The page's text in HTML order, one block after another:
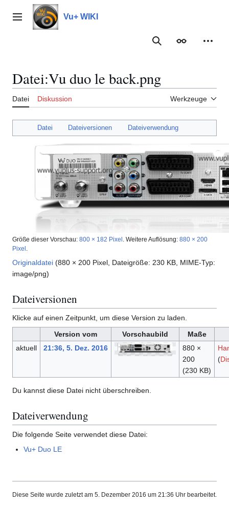
Inhalt
springenHauptmenü Vu+ WIKI
Suche
Datei:Vu duo le back.png
Datei Diskussion Werkzeuge
Datei Dateiversionen Dateiverwendung
Größe dieser Vorschau: 800 × 182 Pixel Weitere Auflösung: 880 × 200
Pixel
Originaldatei (880 × 200 Pixel, Dateigröße: 230 KB, MIME-Typ:
image/png)
Dateiversionen
Klicke auf einen Zeitpunkt, um diese Version zu laden.
Version vom
Vorschaubild
Maße
aktuell
21:36, 5. Dez. 2016
880 ×
200
(230 KB)
(
Du kannst diese Datei nicht überschreiben.
Dateiverwendung
Die folgende Seite verwendet diese Datei:
Vu+ Duo LE
Diese Seite wurde zuletzt am 5. Dezember 2016 um 21:36 Uhr bearbeitet.